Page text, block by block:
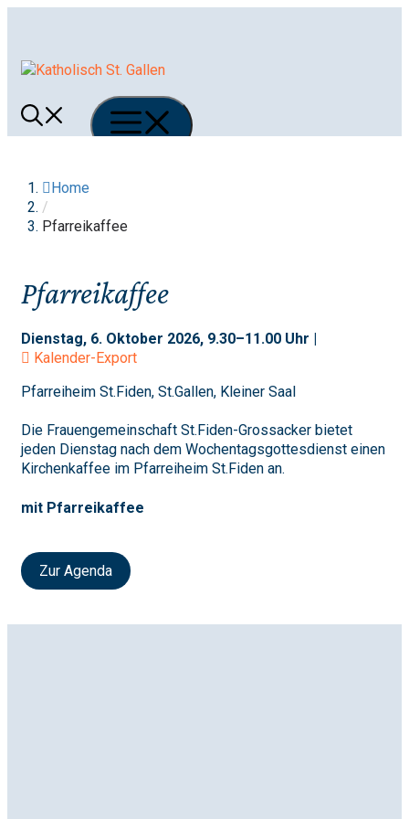
Menü
Home
/
Pfarreikaffee
Pfarreikaffee
Dienstag, 6. Oktober 2026, 9.30–11.00 Uhr |
Kalender-Export
Pfarreiheim St.Fiden, St.Gallen, Kleiner Saal
Die Frauengemeinschaft St.Fiden-Grossacker bietet
jeden Dienstag nach dem Wochentagsgottesdienst einen
Kirchenkaffee im Pfarreiheim St.Fiden an.
mit Pfarreikaffee
Zur Agenda